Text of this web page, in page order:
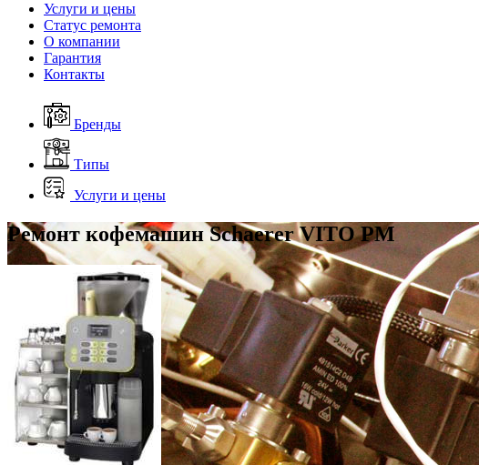
Услуги и цены
Статус ремонта
О компании
Гарантия
Контакты
Бренды
Типы
Услуги и цены
Ремонт кофемашин Schaerer VITO PM